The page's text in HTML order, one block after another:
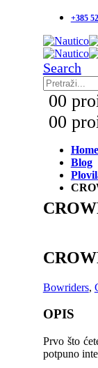
+385
Search
00
00
Home
Blog
Bowriders,
OPIS
Prvo što
potpuno